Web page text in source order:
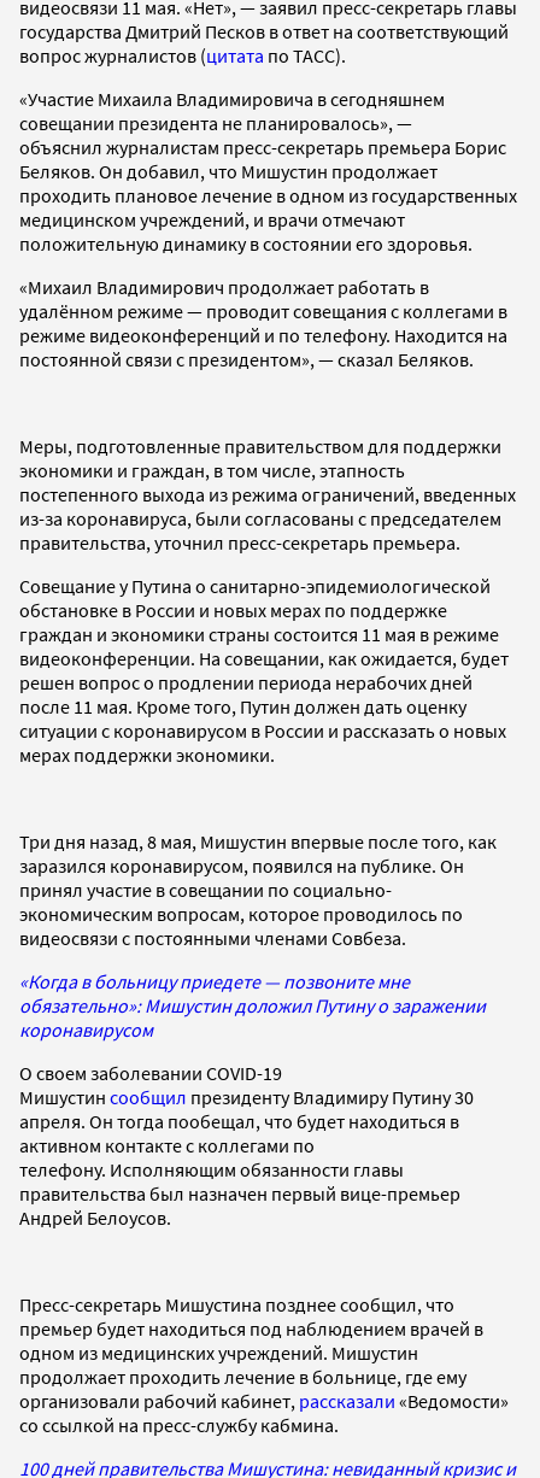
видеосвязи 11 мая. «Нет», — заявил пресс-секретарь главы
государства Дмитрий Песков в ответ на соответствующий
вопрос журналистов (цитата по ТАСС).
«Участие Михаила Владимировича в сегодняшнем
совещании президента не планировалось», —
объяснил журналистам пресс-секретарь премьера Борис
Беляков. Он добавил, что Мишустин продолжает
проходить плановое лечение в одном из государственных
медицинском учреждений, и врачи отмечают
положительную динамику в состоянии его здоровья.
«Михаил Владимирович продолжает работать в
удалённом режиме — проводит совещания с коллегами в
режиме видеоконференций и по телефону. Находится на
постоянной связи с президентом», — сказал Беляков.
Меры, подготовленные правительством для поддержки
экономики и граждан, в том числе, этапность
постепенного выхода из режима ограничений, введенных
из-за коронавируса, были согласованы с председателем
правительства, уточнил пресс-секретарь премьера.
Совещание у Путина о санитарно-эпидемиологической
обстановке в России и новых мерах по поддержке
граждан и экономики страны состоится 11 мая в режиме
видеоконференции. На совещании, как ожидается, будет
решен вопрос о продлении периода нерабочих дней
после 11 мая. Кроме того, Путин должен дать оценку
ситуации с коронавирусом в России и рассказать о новых
мерах поддержки экономики.
Три дня назад, 8 мая, Мишустин впервые после того, как
заразился коронавирусом, появился на публике. Он
принял участие в совещании по социально-
экономическим вопросам, которое проводилось по
видеосвязи с постоянными членами Совбеза.
«Когда в больницу приедете — позвоните мне
обязательно»: Мишустин доложил Путину о заражении
коронавирусом
О своем заболевании COVID-19
Мишустин сообщил президенту Владимиру Путину 30
апреля. Он тогда пообещал, что будет находиться в
активном контакте с коллегами по
телефону. Исполняющим обязанности главы
правительства был назначен первый вице-премьер
Андрей Белоусов.
Пресс-секретарь Мишустина позднее сообщил, что
премьер будет находиться под наблюдением врачей в
одном из медицинских учреждений. Мишустин
продолжает проходить лечение в больнице, где ему
организовали рабочий кабинет, рассказали «Ведомости»
со ссылкой на пресс-службу кабмина.
100 дней правительства Мишустина: невиданный кризис и